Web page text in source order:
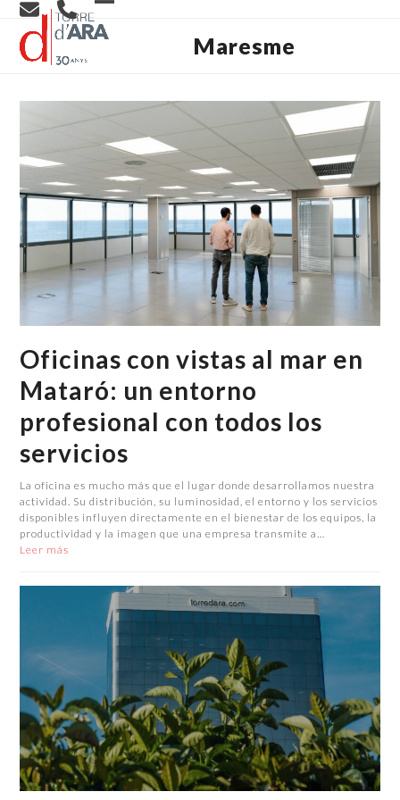
Skip
content
Open
Close
Maresme
Oficinas con vistas al mar en
Mataró: un entorno
profesional con todos los
servicios
La oficina es mucho más que el lugar donde desarrollamos nuestra
actividad. Su distribución, su luminosidad, el entorno y los servicios
disponibles influyen directamente en el bienestar de los equipos, la
productividad y la imagen que una empresa transmite a…
Leer más